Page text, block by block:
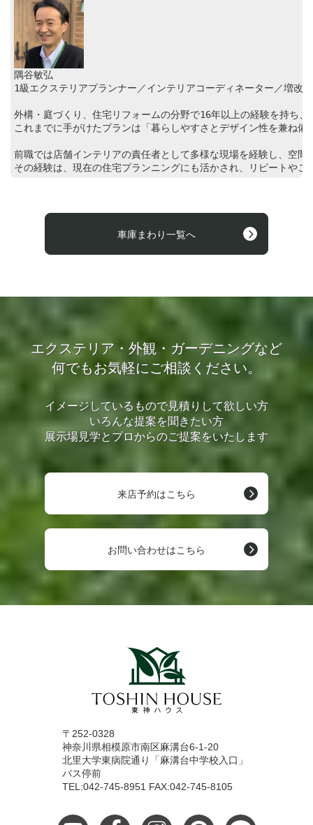
隅谷敏弘
1級エクステリアプランナー／インテリアコーディネーター／増改
外構・庭づくり、住宅リフォームの分野で16年以上の経験を持ち
これまでに手がけたプランは「暮らしやすさとデザイン性を兼ね
前職では店舗インテリアの責任者として多様な現場を経験し、空間
その経験は、現在の住宅プランニングにも活かされ、リピートや
車庫まわり一覧へ
エクステリア・外観・ガーデニングなど
何でもお気軽にご相談ください。
イメージしているもので見積りして欲しい方
いろんな提案を聞きたい方
展示場見学とプロからのご提案をいたします
来店予約はこちら
お問い合わせはこちら
〒252-0328
神奈川県相模原市南区麻溝台6-1-20
北里大学東病院通り「麻溝台中学校入口」
バス停前
TEL:042-745-8951 FAX:042-745-8105